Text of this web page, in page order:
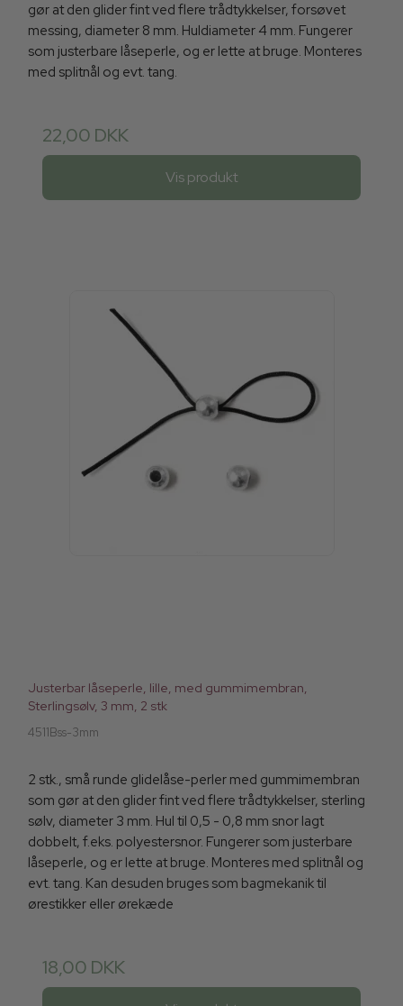
gør at den glider fint ved flere trådtykkelser, forsøvet
messing, diameter 8 mm. Huldiameter 4 mm. Fungerer
som justerbare låseperle, og er lette at bruge. Monteres
med splitnål og evt. tang.
22,00 DKK
Vis produkt
Justerbar låseperle, lille, med gummimembran,
Sterlingsølv, 3 mm, 2 stk
4511Bss-3mm
2 stk., små runde glidelåse-perler med gummimembran
som gør at den glider fint ved flere trådtykkelser, sterling
sølv, diameter 3 mm. Hul til 0,5 - 0,8 mm snor lagt
dobbelt, f.eks. polyestersnor. Fungerer som justerbare
låseperle, og er lette at bruge. Monteres med splitnål og
evt. tang. Kan desuden bruges som bagmekanik til
ørestikker eller ørekæde
18,00 DKK